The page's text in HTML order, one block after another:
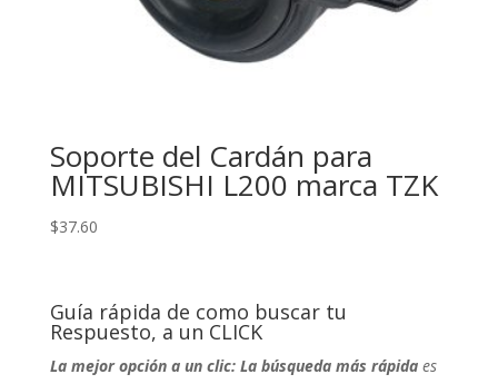
Soporte del Cardán para
MITSUBISHI L200 marca TZK
$37.60
Guía rápida de como buscar tu
Respuesto, a un CLICK
La mejor opción a un clic: La búsqueda más rápida es